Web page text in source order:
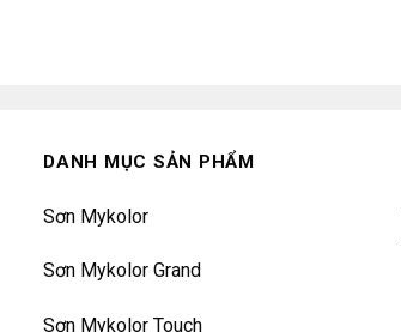
DANH MỤC SẢN PHẨM
Sơn Mykolor
Sơn Mykolor Grand
Sơn Mykolor Touch